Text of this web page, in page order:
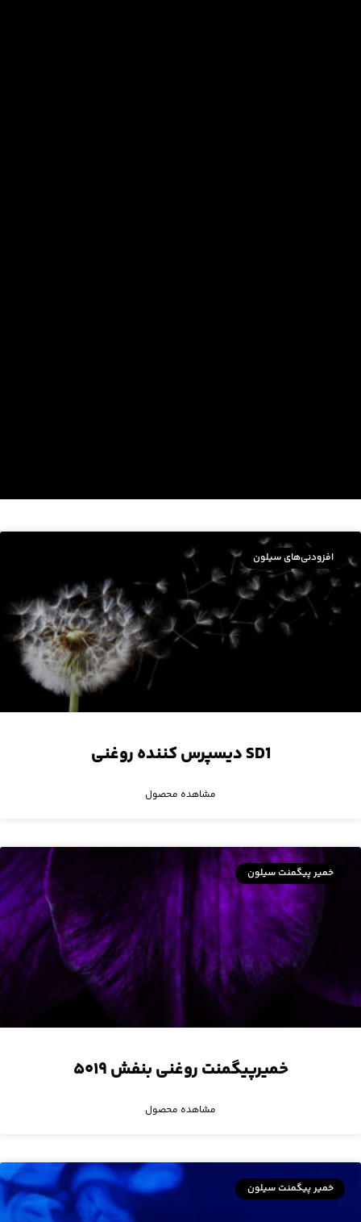
افزودنی‌های سیلون
SD1 دیسپرس کننده‌ روغنی
مشاهده محصول
خمیر پیگمنت سیلون
خمیرپیگمنت روغنی بنفش ۵۰۱۹
مشاهده محصول
خمیر پیگمنت سیلون